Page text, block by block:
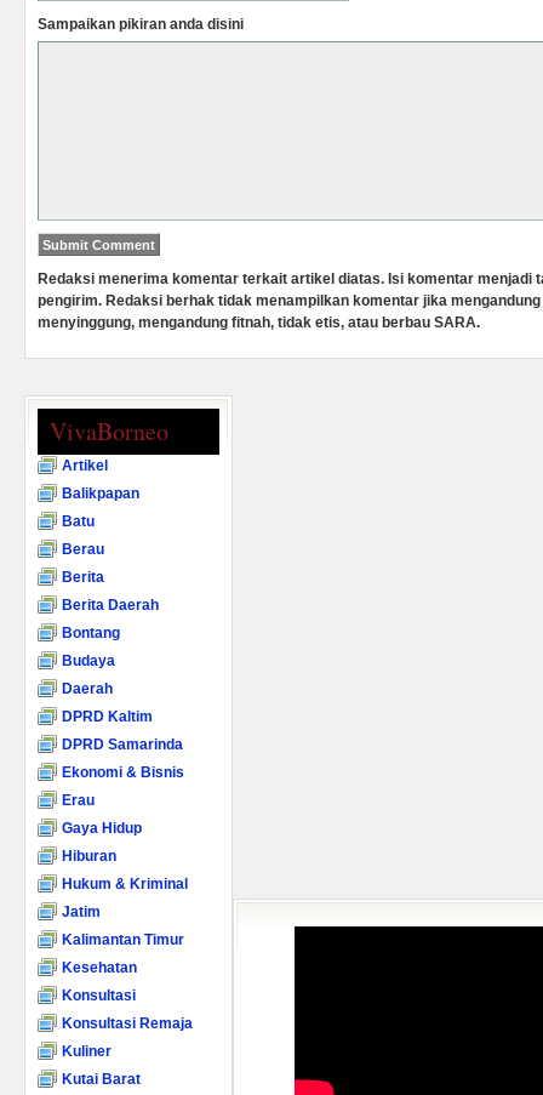
Sampaikan pikiran anda disini
Redaksi menerima komentar terkait artikel diatas. Isi komentar menjadi
pengirim. Redaksi berhak tidak menampilkan komentar jika
menyinggung, mengandung fitnah, tidak etis, atau berbau SARA.
VivaBorneo
Artikel
Balikpapan
Batu
Berau
Berita
Berita Daerah
Bontang
Budaya
Daerah
DPRD Kaltim
DPRD Samarinda
Ekonomi & Bisnis
Erau
Gaya Hidup
Hiburan
Hukum & Kriminal
Jatim
Kalimantan Timur
Kesehatan
Konsultasi
Konsultasi Remaja
Kuliner
Kutai Barat